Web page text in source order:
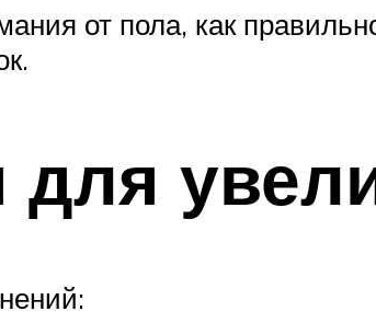
от пола, как